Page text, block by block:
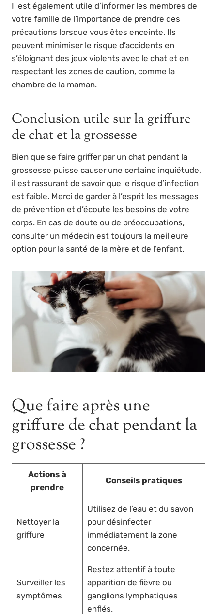
Il est également utile d’informer les membres de
votre famille de l’importance de prendre des
précautions lorsque vous êtes enceinte. Ils
peuvent minimiser le risque d’accidents en
s’éloignant des jeux violents avec le chat et en
respectant les zones de caution, comme la
chambre de la maman.
Conclusion utile sur la griffure
de chat et la grossesse
Bien que se faire griffer par un chat pendant la
grossesse puisse causer une certaine inquiétude,
il est rassurant de savoir que le risque d’infection
est faible. Merci de garder à l’esprit les messages
de prévention et d’écoute les besoins de votre
corps. En cas de doute ou de préoccupations,
consulter un médecin est toujours la meilleure
option pour la santé de la mère et de l’enfant.
Que faire après une
griffure de chat pendant la
grossesse ?
Actions à
prendre
Conseils pratiques
Nettoyer la
griffure
Utilisez de l’eau et du savon
pour désinfecter
immédiatement la zone
concernée.
Surveiller les
symptômes
Restez attentif à toute
apparition de fièvre ou
ganglions lymphatiques
enflés.